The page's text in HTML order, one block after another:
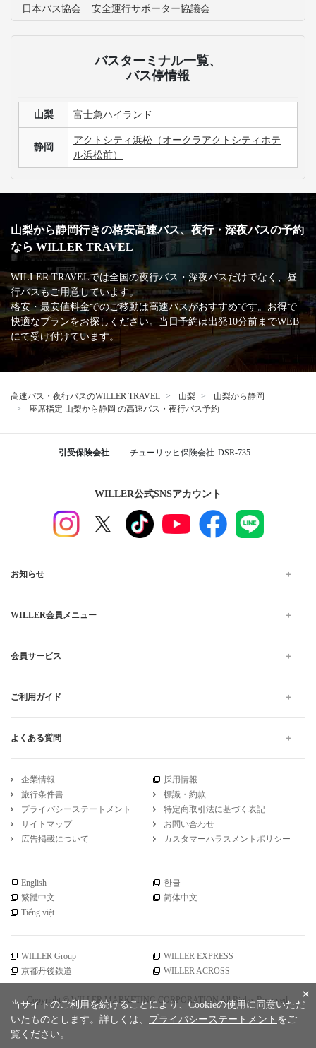
日本バス協会 安全運行サポーター協議会
バスターミナル一覧、
バス停情報
山梨 富士急ハイランド
静岡
アクトシティ浜松（オークラアクトシティホテ
ル浜松前）
山梨から静岡行きの格安高速バス、夜行・深夜バスの予約
なら WILLER TRAVEL
WILLER TRAVELでは全国の夜行バス・深夜バスだけでなく、昼
行バスもご用意しています。
格安・最安値料金でのご移動は高速バスがおすすめです。お得で
快適なプランをお探しください。当日予約は出発10分前までWEB
にて受け付けています。
高速バス・夜行バスのWILLER TRAVEL 山梨
山梨から静岡
座席指定 山梨から静岡 の高速バス・夜行バス予約
引受保険会社 チューリッヒ保険会社 DSR-735
WILLER公式SNSアカウント
お知らせ
WILLER会員メニュー
会員サービス
ご利用ガイド
よくある質問
企業情報
採用情報
旅行条件書
標識・約款
プライバシーステートメント
特定商取引法に基づく表記
サイトマップ
お問い合わせ
広告掲載について
カスタマーハラスメントポリシー
English
한글
繁體中文
简体中文
Tiếng việt
WILLER Group
WILLER EXPRESS
京都丹後鉄道
WILLER ACROSS
Copyright © WILLER MARKETING CORPORATION All Rights Reserved. ×
当サイトのご利用を続けることにより、Cookieの使用に同意いただ
いたものとします。詳しくは、 プライバシーステートメント をご
覧ください。